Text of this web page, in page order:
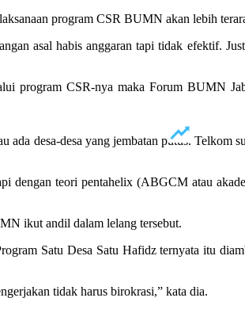
program CSR BUMN akan lebih
asal habis anggaran tapi tidak efektif.
program CSR-nya maka Forum BUMN
desa-desa yang jembatan putus. Telkom
dengan teori pentahelix (ABGCM atau
ikut andil dalam lelang tersebut.
Satu Desa Satu Hafidz ternyata itu
tidak harus birokrasi,” kata dia.